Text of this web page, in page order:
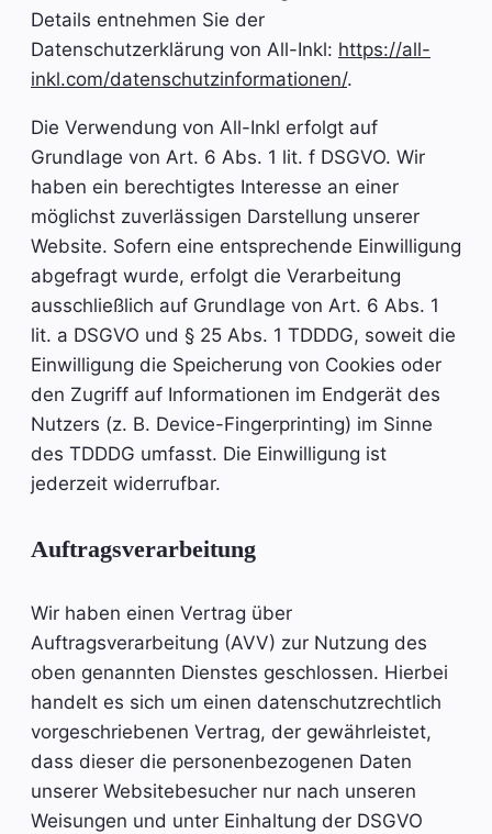
Details entnehmen Sie der
Datenschutzerklärung von All-Inkl: https://all-
inkl.com/datenschutzinformationen/.
Die Verwendung von All-Inkl erfolgt auf
Grundlage von Art. 6 Abs. 1 lit. f DSGVO. Wir
haben ein berechtigtes Interesse an einer
möglichst zuverlässigen Darstellung unserer
Website. Sofern eine entsprechende Einwilligung
abgefragt wurde, erfolgt die Verarbeitung
ausschließlich auf Grundlage von Art. 6 Abs. 1
lit. a DSGVO und § 25 Abs. 1 TDDDG, soweit die
Einwilligung die Speicherung von Cookies oder
den Zugriff auf Informationen im Endgerät des
Nutzers (z. B. Device-Fingerprinting) im Sinne
des TDDDG umfasst. Die Einwilligung ist
jederzeit widerrufbar.
Auftragsverarbeitung
Wir haben einen Vertrag über
Auftragsverarbeitung (AVV) zur Nutzung des
oben genannten Dienstes geschlossen. Hierbei
handelt es sich um einen datenschutzrechtlich
vorgeschriebenen Vertrag, der gewährleistet,
dass dieser die personenbezogenen Daten
unserer Websitebesucher nur nach unseren
Weisungen und unter Einhaltung der DSGVO